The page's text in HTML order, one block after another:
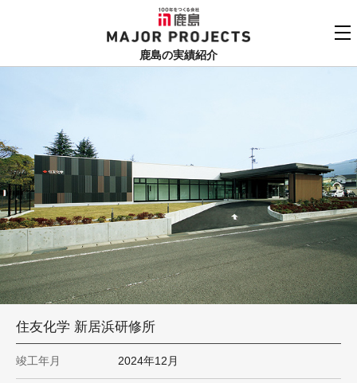
鹿島
MAJOR PROJECTS
鹿島の実績紹介
用途でさがす
竣工年でさがす
地域でさがす
あいうえお順
関連リンク
よくあるご質問
鹿島建設株式会社
個人情報保護方針
お問い合わせ
住友化学 新居浜研修所
竣工年月 2024年12月